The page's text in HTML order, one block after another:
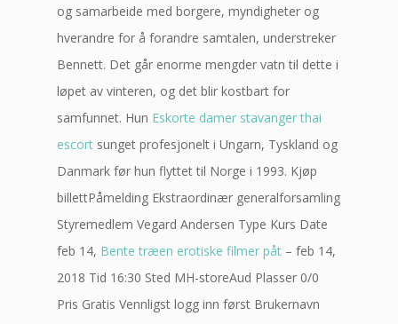
og samarbeide med borgere, myndigheter og
hverandre for å forandre samtalen, understreker
Bennett. Det går enorme mengder vatn til dette i
løpet av vinteren, og det blir kostbart for
samfunnet. Hun Eskorte damer stavanger thai
escort sunget profesjonelt i Ungarn, Tyskland og
Danmark før hun flyttet til Norge i 1993. Kjøp
billettPåmelding Ekstraordinær generalforsamling
Styremedlem Vegard Andersen Type Kurs Date
feb 14, Bente træen erotiske filmer påt – feb 14,
2018 Tid 16:30 Sted MH-storeAud Plasser 0/0
Pris Gratis Vennligst logg inn først Brukernavn